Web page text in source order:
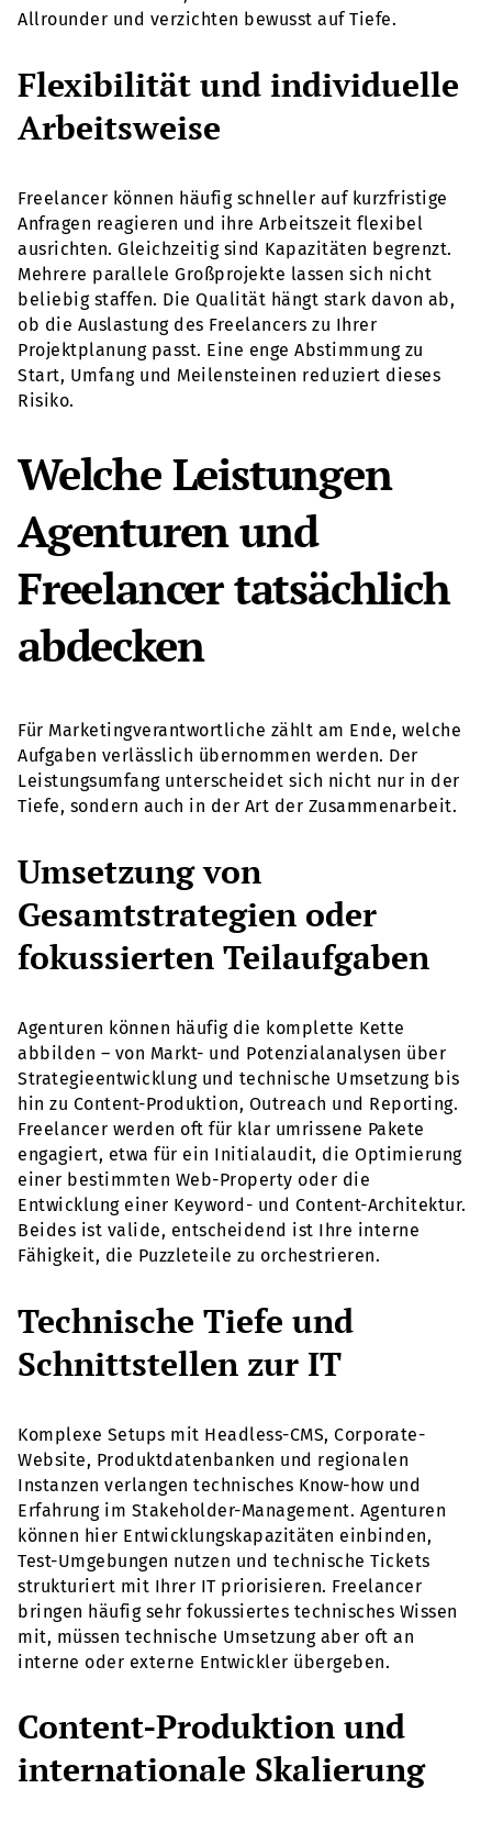
Allrounder und verzichten bewusst auf Tiefe.
Flexibilität und individuelle
Arbeitsweise
Freelancer können häufig schneller auf kurzfristige
Anfragen reagieren und ihre Arbeitszeit flexibel
ausrichten. Gleichzeitig sind Kapazitäten begrenzt.
Mehrere parallele Großprojekte lassen sich nicht
beliebig staffen. Die Qualität hängt stark davon ab,
ob die Auslastung des Freelancers zu Ihrer
Projektplanung passt. Eine enge Abstimmung zu
Start, Umfang und Meilensteinen reduziert dieses
Risiko.
Welche Leistungen
Agenturen und
Freelancer tatsächlich
abdecken
Für Marketingverantwortliche zählt am Ende, welche
Aufgaben verlässlich übernommen werden. Der
Leistungsumfang unterscheidet sich nicht nur in der
Tiefe, sondern auch in der Art der Zusammenarbeit.
Umsetzung von
Gesamtstrategien oder
fokussierten Teilaufgaben
Agenturen können häufig die komplette Kette
abbilden – von Markt- und Potenzialanalysen über
Strategieentwicklung und technische Umsetzung bis
hin zu Content-Produktion, Outreach und Reporting.
Freelancer werden oft für klar umrissene Pakete
engagiert, etwa für ein Initialaudit, die Optimierung
einer bestimmten Web-Property oder die
Entwicklung einer Keyword- und Content-Architektur.
Beides ist valide, entscheidend ist Ihre interne
Fähigkeit, die Puzzleteile zu orchestrieren.
Technische Tiefe und
Schnittstellen zur IT
Komplexe Setups mit Headless-CMS, Corporate-
Website, Produktdatenbanken und regionalen
Instanzen verlangen technisches Know-how und
Erfahrung im Stakeholder-Management. Agenturen
können hier Entwicklungskapazitäten einbinden,
Test-Umgebungen nutzen und technische Tickets
strukturiert mit Ihrer IT priorisieren. Freelancer
bringen häufig sehr fokussiertes technisches Wissen
mit, müssen technische Umsetzung aber oft an
interne oder externe Entwickler übergeben.
Content-Produktion und
internationale Skalierung